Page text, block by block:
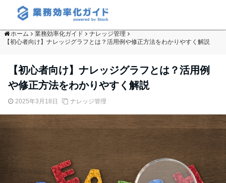
ホーム 業務効率化ガイド
ナレッジ管理
【初心者向け】ナレッジグラフとは？活用例や修正方法をわかりやすく解説
【初心者向け】ナレッジグラフとは？活用例
や修正方法をわかりやすく解説
2025年3月18日 ナレッジ管理